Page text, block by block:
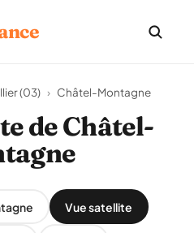
(03) › Châtel-Montagne
de Châtel-
Vue satellite